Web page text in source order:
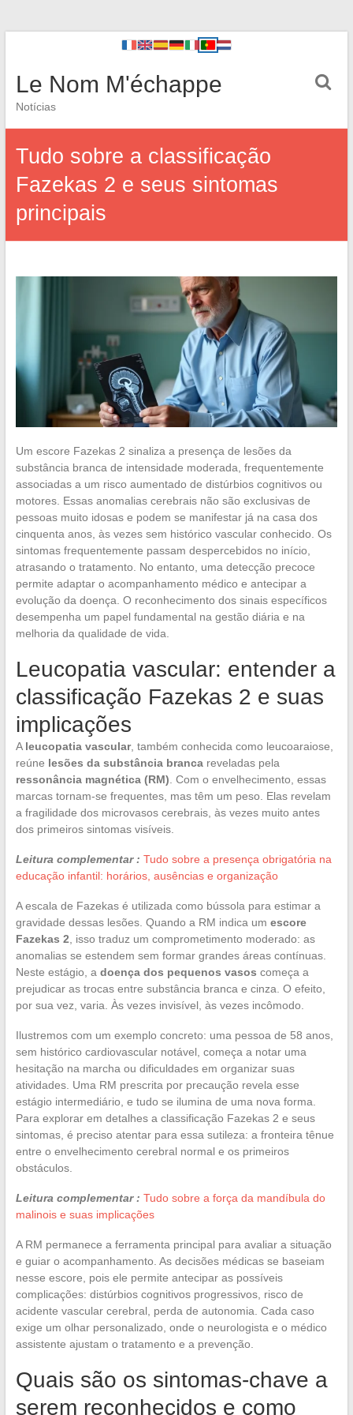
Le Nom M'échappe
Notícias
Tudo sobre a classificação
Fazekas 2 e seus sintomas
principais
Um escore Fazekas 2 sinaliza a presença de lesões da
substância branca de intensidade moderada, frequentemente
associadas a um risco aumentado de distúrbios cognitivos ou
motores. Essas anomalias cerebrais não são exclusivas de
pessoas muito idosas e podem se manifestar já na casa dos
cinquenta anos, às vezes sem histórico vascular conhecido. Os
sintomas frequentemente passam despercebidos no início,
atrasando o tratamento. No entanto, uma detecção precoce
permite adaptar o acompanhamento médico e antecipar a
evolução da doença. O reconhecimento dos sinais específicos
desempenha um papel fundamental na gestão diária e na
melhoria da qualidade de vida.
Leucopatia vascular: entender a
classificação Fazekas 2 e suas
implicações
A leucopatia vascular, também conhecida como leucoaraiose,
reúne lesões da substância brancareveladas pela
ressonância magnética (RM) . Com o envelhecimento, essas
marcas tornam-se frequentes, mas têm um peso. Elas revelam
a fragilidade dos microvasos cerebrais, às vezes muito antes
dos primeiros sintomas visíveis.
Leitura complementar : Tudo sobre a presença obrigatória na
educação infantil: horários, ausências e organização
A escala de Fazekas é utilizada como bússola para estimar a
gravidade dessas lesões. Quando a RM indica um escore
Fazekas 2 , isso traduz um comprometimento moderado: as
anomalias se estendem sem formar grandes áreas contínuas.
Neste estágio, a doença dos pequenos vasos começa a
prejudicar as trocas entre substância branca e cinza. O efeito,
por sua vez, varia. Às vezes invisível, às vezes incômodo.
Ilustremos com um exemplo concreto: uma pessoa de 58 anos,
sem histórico cardiovascular notável, começa a notar uma
hesitação na marcha ou dificuldades em organizar suas
atividades. Uma RM prescrita por precaução revela esse
estágio intermediário, e tudo se ilumina de uma nova forma.
Para explorar em detalhes a classificação Fazekas 2 e seus
sintomas, é preciso atentar para essa sutileza: a fronteira tênue
entre o envelhecimento cerebral normal e os primeiros
obstáculos.
Leitura complementar : Tudo sobre a força da mandíbula do
malinois e suas implicações
A RM permanece a ferramenta principal para avaliar a situação
e guiar o acompanhamento. As decisões médicas se baseiam
nesse escore, pois ele permite antecipar as possíveis
complicações: distúrbios cognitivos progressivos, risco de
acidente vascular cerebral, perda de autonomia. Cada caso
exige um olhar personalizado, onde o neurologista e o médico
assistente ajustam o tratamento e a prevenção.
Quais são os sintomas-chave a
serem reconhecidos e como